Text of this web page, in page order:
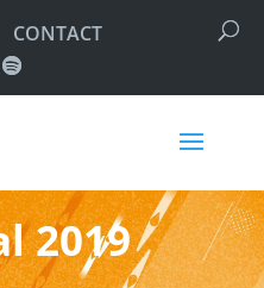
CONTACT
2019